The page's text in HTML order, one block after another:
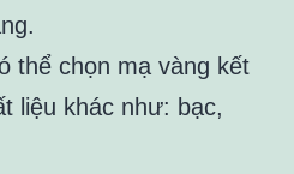
thể chọn mạ vàng kết
liệu khác như: bạc,